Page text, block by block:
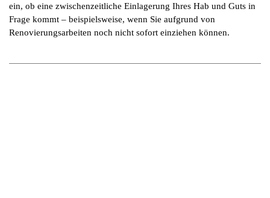
ein, ob eine zwischenzeitliche Einlagerung Ihres Hab und Guts in
Frage kommt – beispielsweise, wenn Sie aufgrund von
Renovierungsarbeiten noch nicht sofort einziehen können.